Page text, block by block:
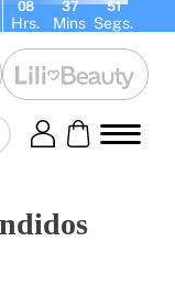
08
Hrs.
37
Mins
50
Segs.
. body